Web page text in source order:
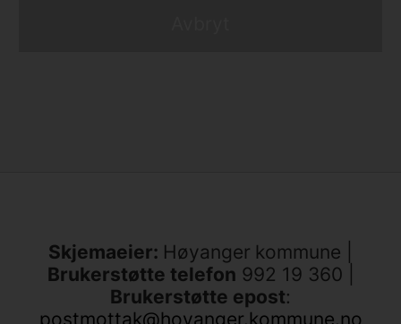
Skjemaeier: Høyanger kommune |
Brukerstøtte telefon 992 19 360 |
Brukerstøtte epost:
postmottak@hoyanger.kommune.no